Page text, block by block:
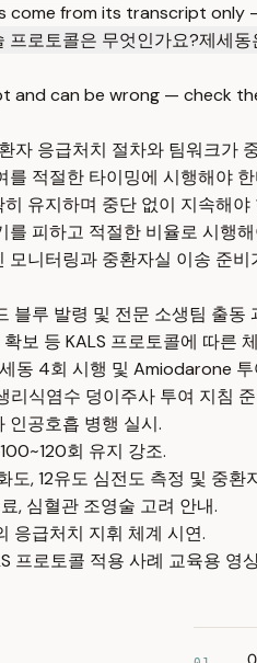
come from its transcript
프로토콜은 무엇인가요?제세동
and can be wrong — check
자 응급처치 절차와 팀워크가
적절한 타이밍에 시행해야 한
유지하며 중단 없이 지속해야
피하고 적절한 비율로 시행
모니터링과 중환자실 이송 준비
블루 발령 및 전문 소생팀 출동
보 등 KALS 프로토콜에 따른
동 4회 시행 및 Amiodarone 투
리식염수 덩이주사 투여 지침
인공호흡 병행 실시.
회 유지 강조.
도, 12유도 심전도 측정 및 중환
, 심혈관 조영술 고려 안내.
응급처치 지휘 체계 시연.
프로토콜 적용 사례 교육용 영